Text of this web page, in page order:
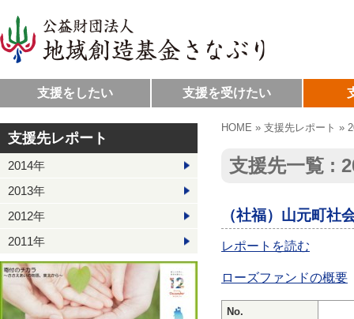
支援をしたい 支援を受けたい
HOME » 支援先レポート »
支援先一覧 :
（社福）山元町
レポートを読む
ローズファンドの概要
No.
支援先レポート
2014年
2013年
2012年
2011年